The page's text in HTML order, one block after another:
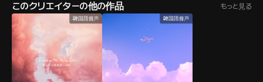
このクリエイターの他の作品 もっと見る